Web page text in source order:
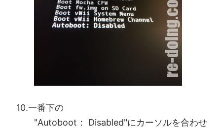
10.一番下の
"Autoboot： Disabled"にカーソルを合わせ